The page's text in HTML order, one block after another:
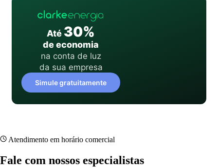
Até 30%
de economia
na conta de luz
da sua empresa
Simule gratuitamente
Atendimento em horário comercial
Fale com nossos especialistas